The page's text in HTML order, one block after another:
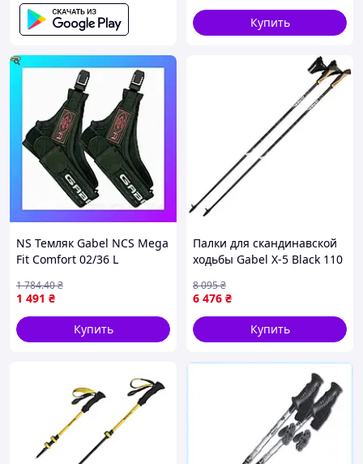
Купить
NS Темляк Gabel NCS Mega
Fit Comfort 02/36 L
1 491 ₴
1 784.40₴
Купить
Палки для скандинавской
ходьбы Gabel X-5 Black 110
6 476 ₴
8 095₴
Купить